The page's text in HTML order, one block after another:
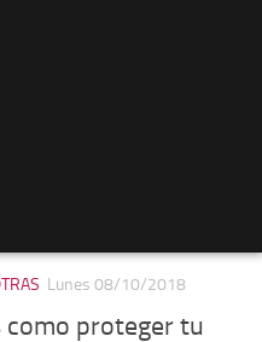
Lunes 08/10/2018
como proteger tu